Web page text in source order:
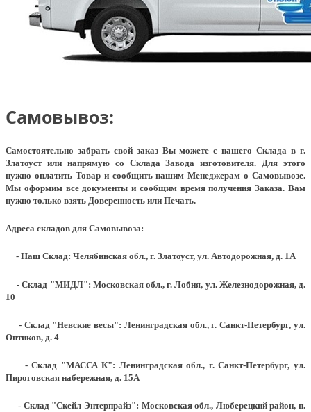
Самовывоз:
Самостоятельно забрать свой заказ Вы можете с нашего Склада в г.
Златоуст или напрямую со Склада Завода изготовителя. Для этого
нужно оплатить Товар и сообщить нашим Менеджерам о Самовывозе.
Мы оформим все документы и сообщим время получения Заказа. Вам
нужно только взять Доверенность или Печать.
Адреса складов для Самовывоза:
- Наш Склад: Челябинская обл., г. Златоуст, ул. Автодорожная, д. 1А
- Склад "МИДЛ": Московская обл., г. Лобня, ул. Железнодорожная, д.
10
- Склад "Невские весы": Ленинградская обл., г. Санкт-Петербург, ул.
Оптиков, д. 4
- Склад "МАССА К": Ленинградская обл., г. Санкт-Петербург, ул.
Пироговская набережная, д. 15А
- Склад "Скейл Энтерпрайз": Московская обл., Люберецкий район, п.